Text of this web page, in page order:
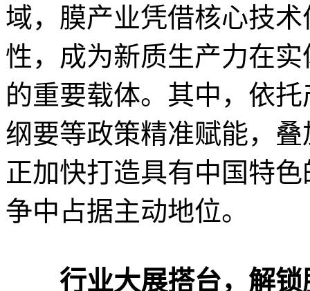
域，膜产业凭借核心技
性，成为新质生产力在
的重要载体。其中，依
纲要等政策精准赋能，
正加快打造具有中国特
争中占据主动地位。
行业大展搭台，解